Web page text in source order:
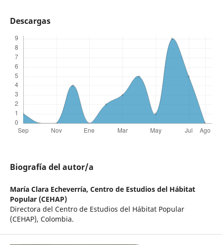
Descargas
Biografía del autor/a
María Clara Echeverría, Centro de Estudios del Hábitat
Popular (CEHAP)
Directora del Centro de Estudios del Hábitat Popular
(CEHAP), Colombia.